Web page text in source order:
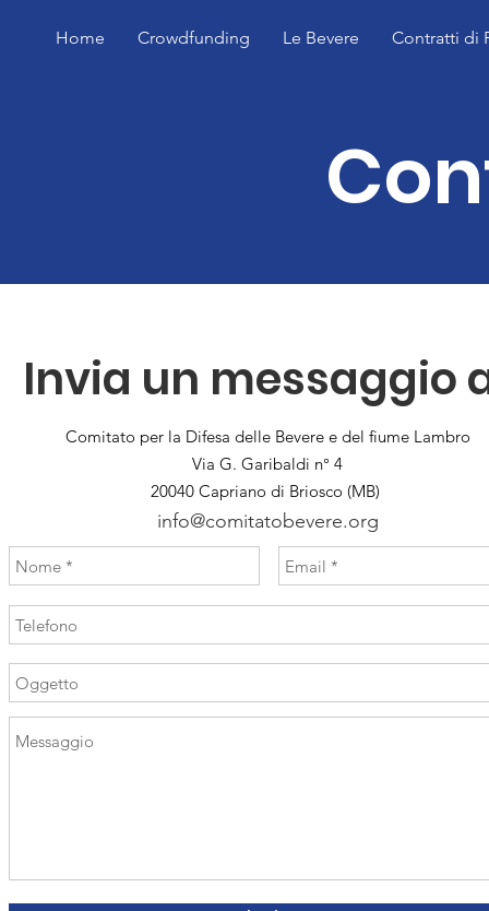
Home Crowdfunding Le Bevere Contratti di
Invia un messaggio
Comitato per la Difesa delle Bevere e del fiume Lambro
Via G. Garibaldi n° 4
20040 Capriano di Briosco (MB)
info@comitatobevere.org